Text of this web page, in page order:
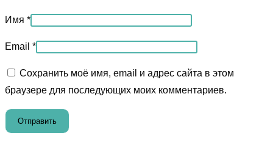
Имя *
Email *
Сохранить моё имя, email и адрес сайта в этом
браузере для последующих моих комментариев.